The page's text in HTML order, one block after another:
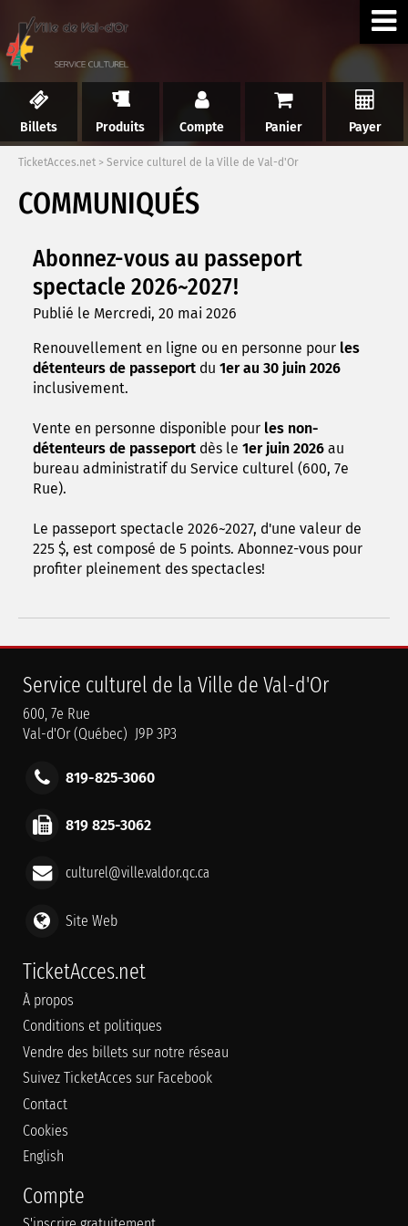
Billets Produits Compte Panier Payer
TicketAcces.net > Service culturel de la Ville de Val-d'Or
COMMUNIQUÉS
Abonnez-vous au passeport
spectacle 2026~2027!
Publié le Mercredi, 20 mai 2026
Renouvellement en ligne ou en personne pour les
détenteurs de passeport du 1er au 30 juin 2026
inclusivement.
Vente en personne disponible pour les non-
détenteurs de passeport dès le 1er juin 2026 au
bureau administratif du Service culturel (600, 7e
Rue).
Le passeport spectacle 2026~2027, d'une valeur de
225 $, est composé de 5 points. Abonnez-vous pour
profiter pleinement des spectacles!
Service culturel de la Ville de Val-d'Or
600, 7e Rue
Val-d'Or (Québec) J9P 3P3
819-825-3060
819 825-3062
culturel@ville.valdor.qc.ca
Site Web
TicketAcces.net
À propos
Conditions et politiques
Vendre des billets sur notre réseau
Suivez TicketAcces sur Facebook
Contact
Cookies
English
Compte